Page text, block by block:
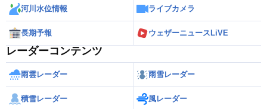
河川水位情報 ライブカメラ
長期予報 ウェザーニュースLiVE
レーダーコンテンツ
雨雲レーダー 雨雪レーダー
積雪レーダー 風レーダー